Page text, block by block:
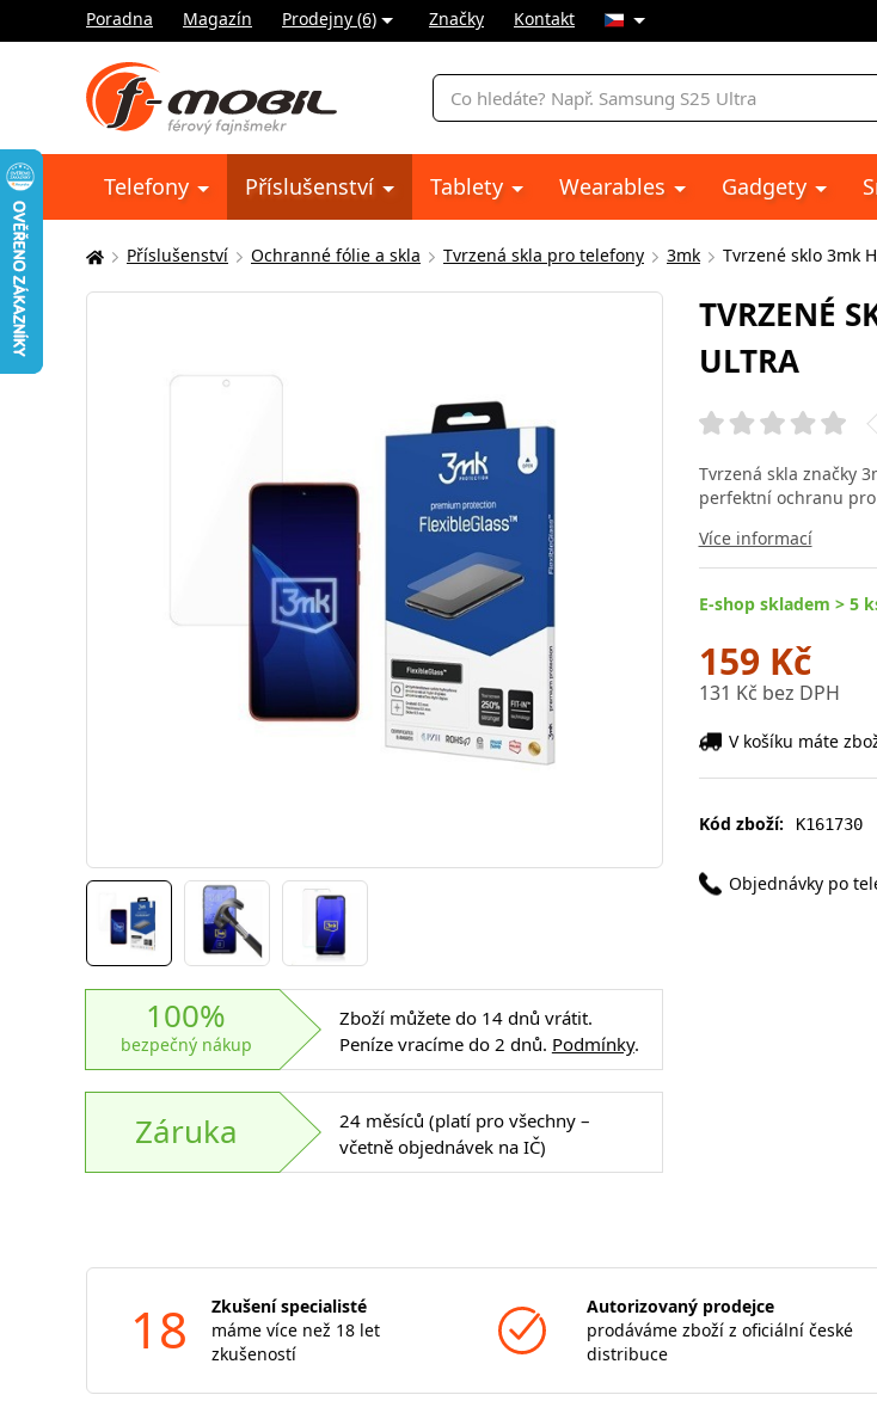
Poradna Magazín Prodejny (6) Značky Kontakt
Vyhledávání
Telefony Příslušenství Tablety Wearables Gadgety
Zde
se
Příslušenství Ochranné fólie a skla Tvrzená skla pro telefony 3mk Tvrzené sklo 3mk
100%
bezpečný nákup
Zboží můžete do 14 dnů vrátit.
Peníze vracíme do 2 dnů. Podmínky.
Záruka
24 měsíců (platí pro všechny –
včetně objednávek na IČ)
TVRZENÉ
ULTRA
Tvrzená skla značky
perfektní ochranu
Více informací
E-shop skladem > 5
159 Kč
131 Kč bez DPH
V košíku máte
Kód zboží: K161730
Objednávky po
18
Zkušení specialisté
máme více než 18 let
zkušeností
Autorizovaný prodejce
prodáváme zboží z oficiální české
distribuce